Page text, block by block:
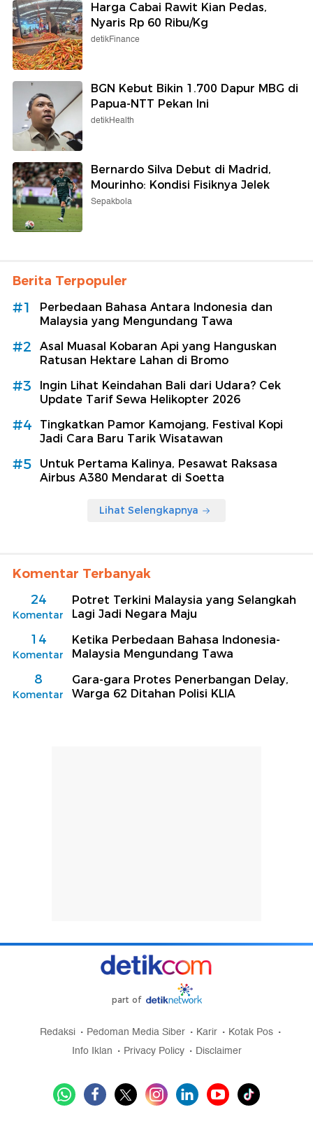
Harga Cabai Rawit Kian Pedas,
Nyaris Rp 60 Ribu/Kg
detikFinance
BGN Kebut Bikin 1.700 Dapur MBG di
Papua-NTT Pekan Ini
detikHealth
Bernardo Silva Debut di Madrid,
Mourinho: Kondisi Fisiknya Jelek
Sepakbola
Berita Terpopuler
#1
Perbedaan Bahasa Antara Indonesia dan
Malaysia yang Mengundang Tawa
#2
Asal Muasal Kobaran Api yang Hanguskan
Ratusan Hektare Lahan di Bromo
#3
Ingin Lihat Keindahan Bali dari Udara? Cek
Update Tarif Sewa Helikopter 2026
#4
Tingkatkan Pamor Kamojang, Festival Kopi
Jadi Cara Baru Tarik Wisatawan
#5
Untuk Pertama Kalinya, Pesawat Raksasa
Airbus A380 Mendarat di Soetta
Lihat Selengkapnya
Komentar Terbanyak
24
Komentar
Potret Terkini Malaysia yang Selangkah
Lagi Jadi Negara Maju
14
Komentar
Ketika Perbedaan Bahasa Indonesia-
Malaysia Mengundang Tawa
8
Komentar
Gara-gara Protes Penerbangan Delay,
Warga 62 Ditahan Polisi KLIA
part of
Redaksi Pedoman Media Siber Karir
Kotak Pos
Info Iklan
Privacy Policy Disclaimer